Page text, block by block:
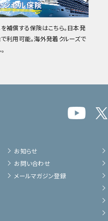
補償する保険はこちら。日本発
利用可能。海外発着クルーズで
お知らせ
お問い合わせ
メールマガジン登録